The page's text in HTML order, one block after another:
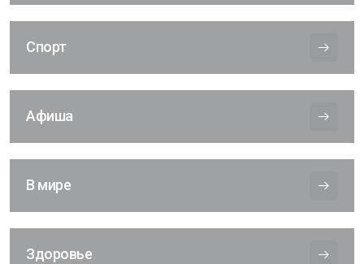
Спорт
Афиша
В мире
Здоровье